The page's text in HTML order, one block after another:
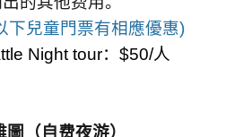
下兒童門票有相應優惠)
Night tour： $50/人
圖（自费夜游）